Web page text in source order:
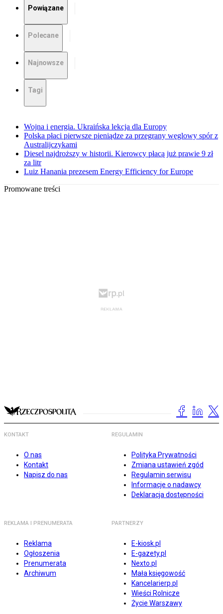
Powiązane
Polecane
Najnowsze
Tagi
Wojna i energia. Ukraińska lekcja dla Europy
Polska płaci pierwsze pieniądze za przegrany węglowy spór z
Australijczykami
Diesel najdroższy w historii. Kierowcy płacą już prawie 9 zł
za litr
Luiz Hanania prezesem Energy Efficiency for Europe
Promowane treści
KONTAKT
O nas
Kontakt
Napisz do nas
REGULAMIN
Polityka Prywatności
Zmiana ustawień zgód
Regulamin serwisu
Informacje o nadawcy
Deklaracja dostępności
REKLAMA I PRENUMERATA
Reklama
Ogłoszenia
Prenumerata
Archiwum
PARTNERZY
E-kiosk.pl
E-gazety.pl
Nexto.pl
Mała księgowość
Kancelarierp.pl
Wieści Rolnicze
Życie Warszawy